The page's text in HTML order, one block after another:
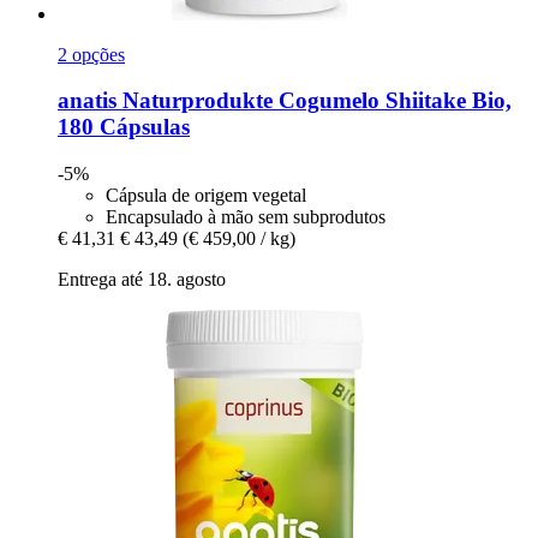
2 opções
anatis Naturprodukte Cogumelo Shiitake Bio,
180 Cápsulas
-5%
Cápsula de origem vegetal
Encapsulado à mão sem subprodutos
€ 41,31 € 43,49 (€ 459,00 / kg)
Entrega até 18. agosto